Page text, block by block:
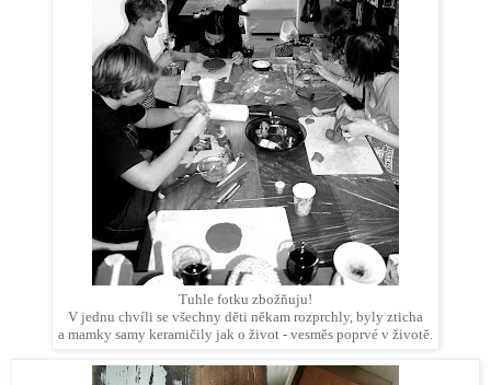
Tuhle fotku zbožňuju!
V jednu chvíli se všechny děti někam rozprchly, byly zticha
a mamky samy keramičily jak o život - vesměs poprvé v životě.